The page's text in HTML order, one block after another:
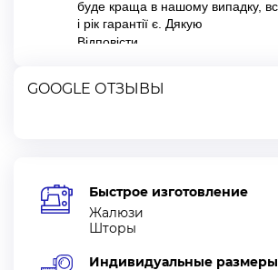
GOOGLE ОТЗЫВЫ
Быстрое изготовление
Жалюзи
Шторы
Индивидуальные размеры